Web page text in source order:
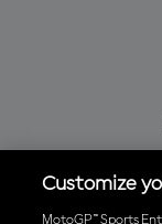
Customize
MotoGP™ Sports